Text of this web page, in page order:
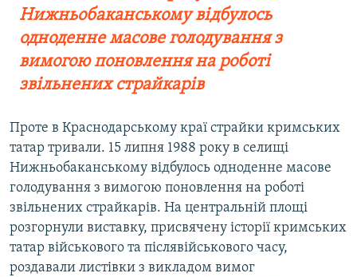
Нижньобаканському відбулось
одноденне масове голодування з
вимогою поновлення на роботі
звільнених страйкарів
Проте в Краснодарському краї страйки кримських
татар тривали. 15 липня 1988 року в селищі
Нижньобаканському відбулось одноденне масове
голодування з вимогою поновлення на роботі
звільнених страйкарів. На центральній площі
розгорнули виставку, присвячену історії кримських
татар військового та післявійськового часу,
роздавали листівки з викладом вимог